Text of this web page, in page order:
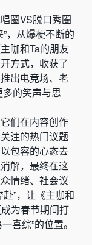
圈VS脱口秀圈
，从爆梗不断的
咖和Ta的朋友
方式，收获了
出电竞场、老
的笑声与思
们在内容创作
注的热门议题
包容的心态去
解，最终在这
情绪、社会议
”，让《主咖和
为春节期间打
喜综”的位置。